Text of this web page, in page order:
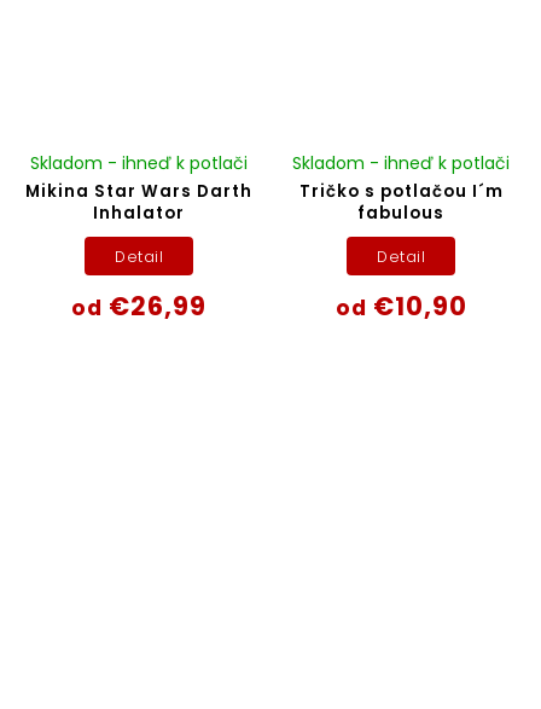
Mikina Star Wars Darth
Inhalator
Skladom - ihneď k potlači
od €26,99
Detail
Tričko s potlačou I´m
fabulous
Skladom - ihneď k potlači
od €10,90
Detail